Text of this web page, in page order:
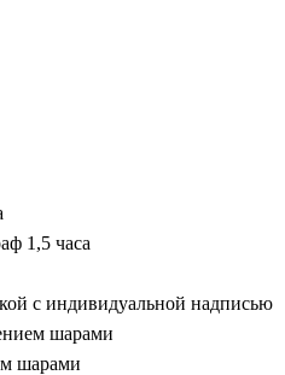
1,5 часа
с индивидуальной надписью
шарами
шарами